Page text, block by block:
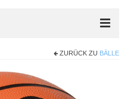
ZURÜCK ZU BÄLLE